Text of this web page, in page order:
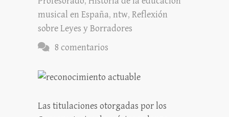
musical en España, ntw, Reflexión
sobre Leyes y Borradores
8 comentarios
Las titulaciones otorgadas por los